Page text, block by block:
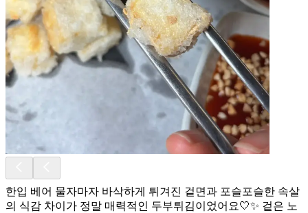
한입 베어 물자마자 바삭하게 튀겨진 겉면과 포슬포슬한 속살
의 식감 차이가 정말 매력적인 두부튀김이었어요🤍✨ 겉은 노